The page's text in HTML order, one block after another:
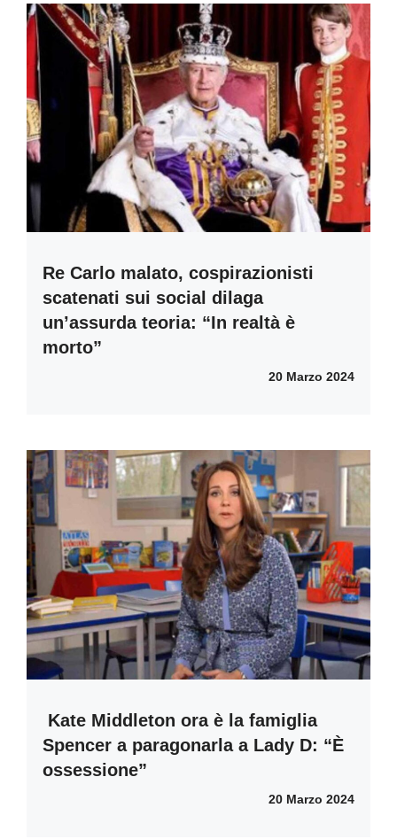
Re Carlo malato, cospirazionisti
scatenati sui social dilaga
un’assurda teoria: “In realtà è
morto”
20 Marzo 2024
Kate Middleton ora è la famiglia
Spencer a paragonarla a Lady D: “È
ossessione”
20 Marzo 2024